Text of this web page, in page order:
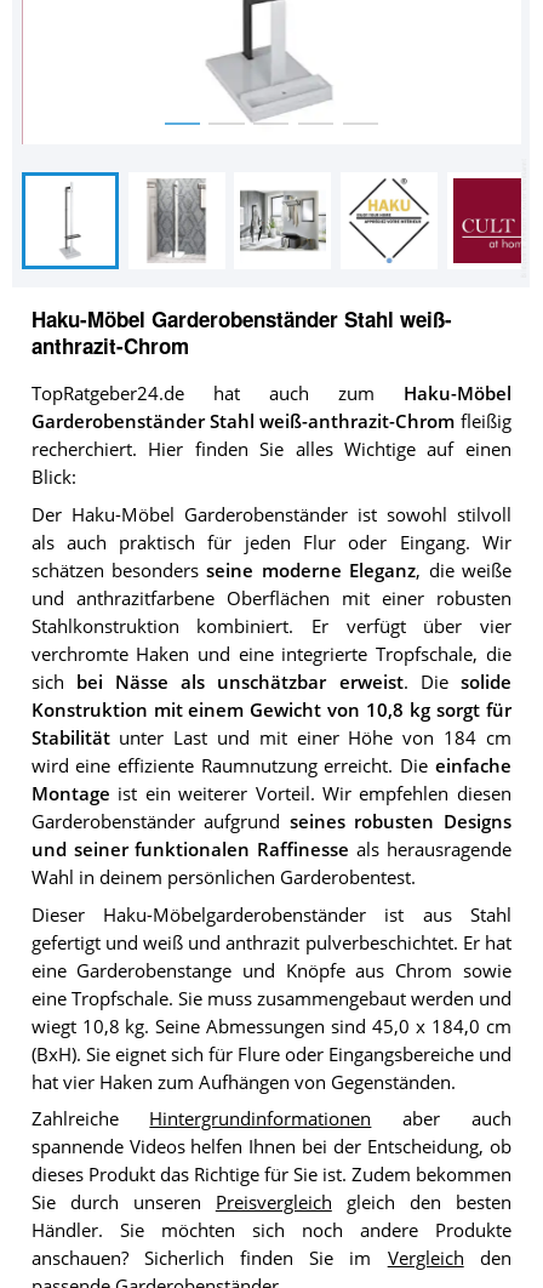
Haku-Möbel Garderobenständer Stahl weiß-
anthrazit-Chrom
TopRatgeber24.de hat auch zum Haku-Möbel
Garderobenständer Stahl weiß-anthrazit-Chrom fleißig
recherchiert. Hier finden Sie alles Wichtige auf einen
Blick:
Der Haku-Möbel Garderobenständer ist sowohl stilvoll
als auch praktisch für jeden Flur oder Eingang. Wir
schätzen besondersseine moderne Eleganz, die weiße
und anthrazitfarbene Oberflächen mit einer robusten
Stahlkonstruktion kombiniert. Er verfügt über vier
verchromte Haken und eine integrierte Tropfschale, die
sich bei Nässe als unschätzbar erweist. Die solide
Konstruktion mit einem Gewicht von 10,8 kg sorgt für
Stabilitätunter Last und mit einer Höhe von 184 cm
wird eine effiziente Raumnutzung erreicht. Die einfache
Montage ist ein weiterer Vorteil. Wir empfehlen diesen
Garderobenständer aufgrund seines robusten Designs
und seiner funktionalen Raffinesse als herausragende
Wahl in deinem persönlichen Garderobentest.
Dieser Haku-Möbelgarderobenständer ist aus Stahl
gefertigt und weiß und anthrazit pulverbeschichtet. Er hat
eine Garderobenstange und Knöpfe aus Chrom sowie
eine Tropfschale. Sie muss zusammengebaut werden und
wiegt 10,8 kg. Seine Abmessungen sind 45,0 x 184,0 cm
(BxH). Sie eignet sich für Flure oder Eingangsbereiche und
hat vier Haken zum Aufhängen von Gegenständen.
Zahlreiche Hintergrundinformationen aber auch
spannende Videos helfen Ihnen bei der Entscheidung, ob
dieses Produkt das Richtige für Sie ist. Zudem bekommen
Sie durch unseren Preisvergleich gleich den besten
Händler. Sie möchten sich noch andere Produkte
anschauen? Sicherlich finden Sie im Vergleich den